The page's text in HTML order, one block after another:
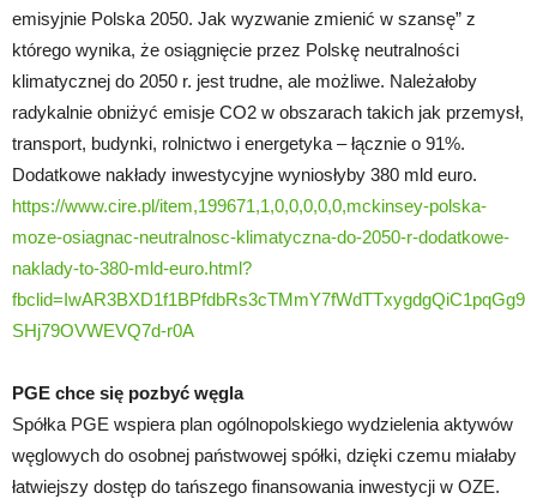
emisyjnie Polska 2050. Jak wyzwanie zmienić w szansę” z
którego wynika, że osiągnięcie przez Polskę neutralności
klimatycznej do 2050 r. jest trudne, ale możliwe. Należałoby
radykalnie obniżyć emisje CO2 w obszarach takich jak przemysł,
transport, budynki, rolnictwo i energetyka – łącznie o 91%.
Dodatkowe nakłady inwestycyjne wyniosłyby 380 mld euro.
https://www.cire.pl/item,199671,1,0,0,0,0,0,mckinsey-polska-
moze-osiagnac-neutralnosc-klimatyczna-do-2050-r-dodatkowe-
naklady-to-380-mld-euro.html?
fbclid=IwAR3BXD1f1BPfdbRs3cTMmY7fWdTTxygdgQiC1pqGg9
SHj79OVWEVQ7d-r0A
PGE chce się pozbyć węgla
Spółka PGE wspiera plan ogólnopolskiego wydzielenia aktywów
węglowych do osobnej państwowej spółki, dzięki czemu miałaby
łatwiejszy dostęp do tańszego finansowania inwestycji w OZE.